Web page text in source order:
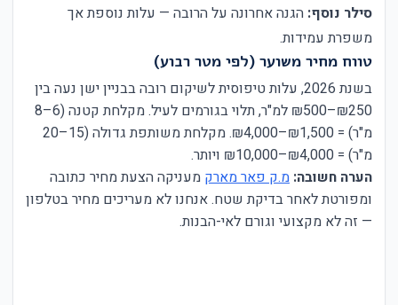
סילר נוסף: הגנה אחרונה על הרובה — עלות נוספת אך
משפרת עמידות.
טווח מחיר משוער (לפי מטר רבוע)
בשנת 2026, עלות טיפוסית לשיקום רובה בבניין ישן נעה בין
₪250–₪500 למ"ר, תלוי בגורמים לעיל. מקלחת קטנה (6–8
מ"ר) = ₪1,500–₪4,000. מקלחת משותפת גדולה (15–20
מ"ר) = ₪4,000–₪10,000 ויותר.
הערה חשובה: מ.ק פאר מארק מעניקה הצעת מחיר כתובה
ומפורטת לאחר בדיקת שטח. אנחנו לא מעריכים מחיר בטלפון
— זה לא מקצועי וגורם לאי-הבנות.